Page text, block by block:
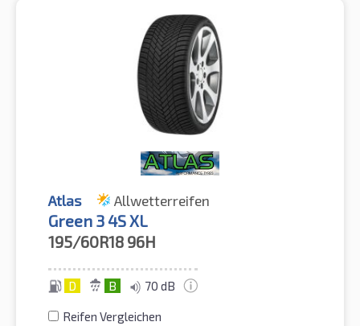
Atlas Allwetterreifen
Green 3 4S XL
195/60R18 96H
D B 70 dB
Reifen Vergleichen